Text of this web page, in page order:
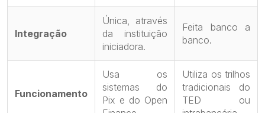
Integração
Única, através
da instituição
iniciadora.
Feita banco a
banco.
Funcionamento
Usa os
sistemas do
Pix e do Open
Utiliza os trilhos
tradicionais do
TED ou